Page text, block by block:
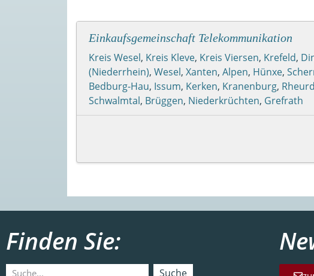
Einkaufsgemeinschaft Telekommunikation
Kreis Wesel, Kreis Kleve, Kreis Viersen, Krefeld,
(Niederrhein), Wesel, Xanten, Alpen, Hünxe,
Bedburg-Hau, Issum, Kerken, Kranenburg,
Schwalmtal, Brüggen, Niederkrüchten, Grefrath
Finden Sie:
Suche